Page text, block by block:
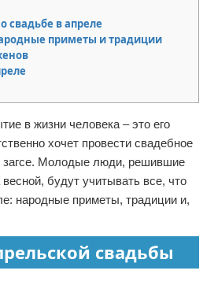
информации
свадьбе в апреле
приметы и традиции
в жизни человека – это его
хочет провести свадебное
загсе. Молодые люди, решившие
будут учитывать все, что
народные приметы, традиции и,
свадьбы